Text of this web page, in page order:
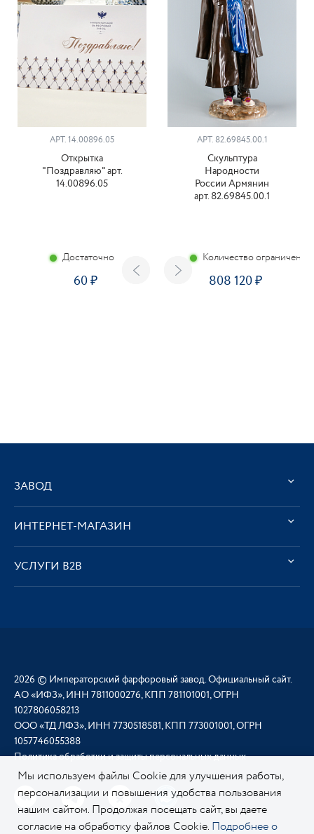
АРТ. 14.00896.05
Открытка
"Поздравляю" арт.
14.00896.05
Достаточно
60
АРТ. 82.69845.00.1
Скульптура
Народности
России Армянин
арт. 82.69845.00.1
Количество ограничено
808 120
ЗАВОД
ИНТЕРНЕТ-МАГАЗИН
УСЛУГИ В2В
2026 © Императорский фарфоровый завод. Официальный сайт.
АО «ИФЗ», ИНН 7811000276, КПП 781101001, ОГРН
1027806058213
ООО «ТД ЛФЗ», ИНН 7730518581, КПП 773001001, ОГРН
1057746055388
Политика обработки и защиты персональных данных
Мы используем файлы Cookie для улучшения работы,
персонализации и повышения удобства пользования
нашим сайтом. Продолжая посещать сайт, вы даете
согласие на обработку файлов Cookie. Подробнее о